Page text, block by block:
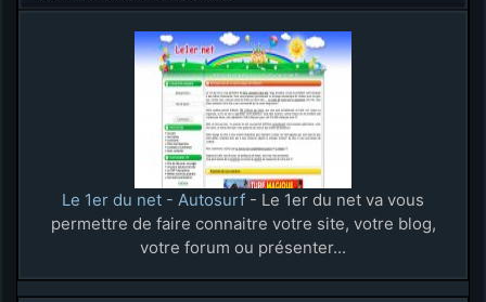
Le 1er du net - Autosurf - Le 1er du net va vous
permettre de faire connaitre votre site, votre blog,
votre forum ou présenter...